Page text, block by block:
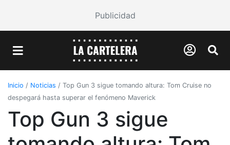
Publicidad
Inicio / Noticias / Top Gun 3 sigue tomando altura: Tom Cruise no
despegará hasta superar el fenómeno Maverick
Top Gun 3 sigue